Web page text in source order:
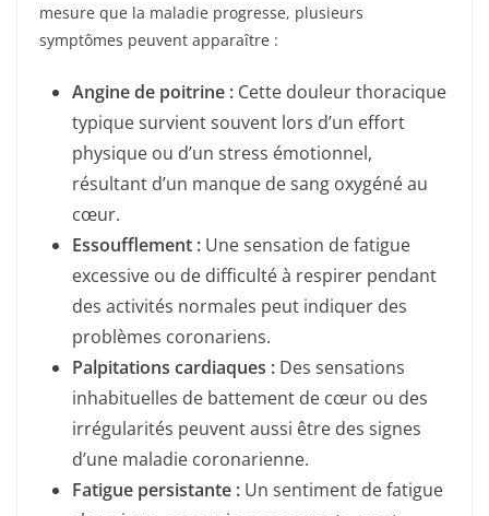
mesure que la maladie progresse, plusieurs
symptômes peuvent apparaître :
Angine de poitrine : Cette douleur thoracique
typique survient souvent lors d’un effort
physique ou d’un stress émotionnel,
résultant d’un manque de sang oxygéné au
cœur.
Essoufflement : Une sensation de fatigue
excessive ou de difficulté à respirer pendant
des activités normales peut indiquer des
problèmes coronariens.
Palpitations cardiaques : Des sensations
inhabituelles de battement de cœur ou des
irrégularités peuvent aussi être des signes
d’une maladie coronarienne.
Fatigue persistante : Un sentiment de fatigue